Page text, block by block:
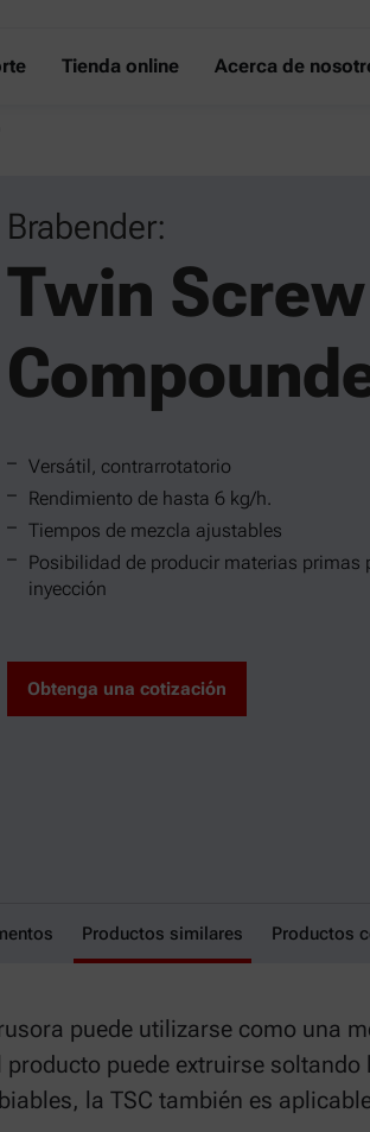
Tienda online Acerca de
Brabender:
Twin Screw
Versátil, contrarrotatorio
Rendimiento de hasta 6 kg/h.
Tiempos de mezcla ajustables
Posibilidad de producir materias
inyección
Obtenga una cotización
Productos similares Productos
puede utilizarse como una
puede extruirse
la TSC también es